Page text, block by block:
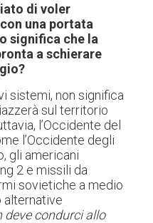
di voler
una portata
significa che la
a schierare
sistemi, non significa
sul territorio
l’Occidente del
l’Occidente degli
gli americani
2 e missili da
sovietiche a medio
alternative
deve condurci allo